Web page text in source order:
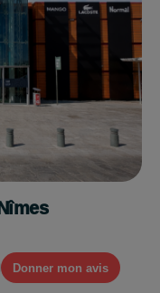
Donner mon avis